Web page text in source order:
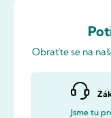
Obraťte se na
Jsme tu